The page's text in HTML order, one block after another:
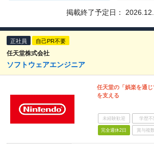
掲載終了予定日：
正社員 自己PR不要
任天堂株式会社
ソフトウェアエンジニア
任天堂の「娯楽を通じ
を支える
未経験歓迎 学歴不
完全週休2日 賞与複